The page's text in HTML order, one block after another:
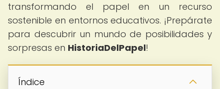
transformando el papel en un recurso
sostenible en entornos educativos. ¡Prepárate
para descubrir un mundo de posibilidades y
sorpresas en HistoriaDelPapel!
Índice